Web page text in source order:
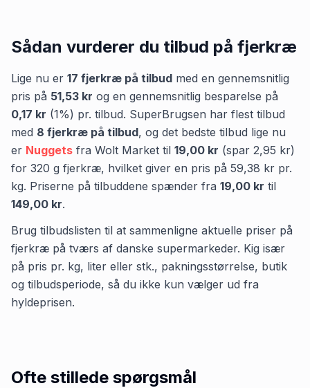
Sådan vurderer du tilbud på fjerkræ
Lige nu er 17 fjerkræ på tilbud med en gennemsnitlig
pris på 51,53 kr og en gennemsnitlig besparelse på
0,17 kr (1%) pr. tilbud. SuperBrugsen har flest tilbud
med 8 fjerkræ på tilbud, og det bedste tilbud lige nu
er Nuggets fra Wolt Market til 19,00 kr (spar 2,95 kr)
for 320 g fjerkræ, hvilket giver en pris på 59,38 kr pr.
kg. Priserne på tilbuddene spænder fra 19,00 kr til
149,00 kr.
Brug tilbudslisten til at sammenligne aktuelle priser på
fjerkræ på tværs af danske supermarkeder. Kig især
på pris pr. kg, liter eller stk., pakningsstørrelse, butik
og tilbudsperiode, så du ikke kun vælger ud fra
hyldeprisen.
Ofte stillede spørgsmål